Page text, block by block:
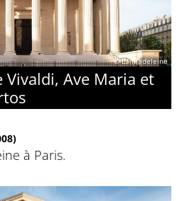
© La Madeleine
Vivaldi, Ave Maria et
à Paris.